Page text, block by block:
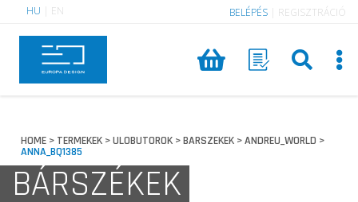
HU EN BELÉPÉS REGISZTRÁCIÓ
HOME > TERMEKEK >ULOBUTOROK >BARSZEKEK >ANDREU_WORLD >
ANNA_BQ1385
BÁRSZÉKEK